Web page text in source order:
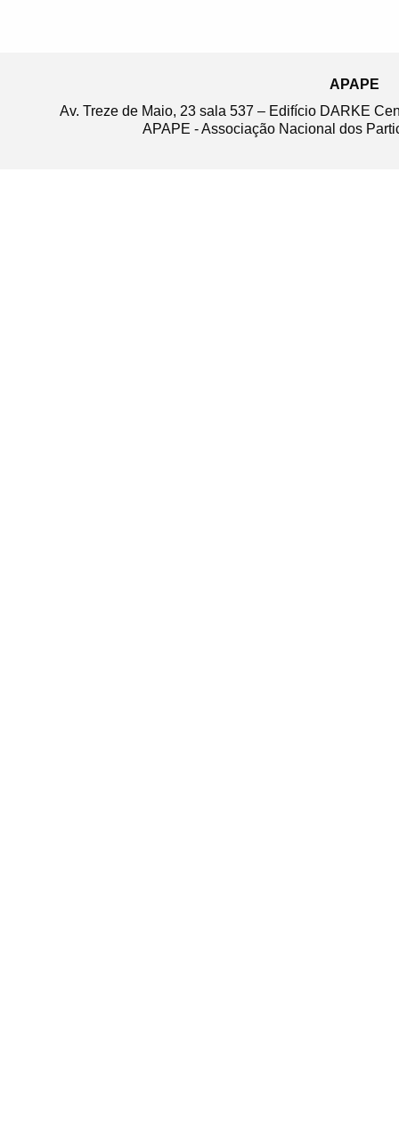
APAPE
Av. Treze de Maio, 23 sala 537 – Edifício DARKE
APAPE - Associação Nacional dos